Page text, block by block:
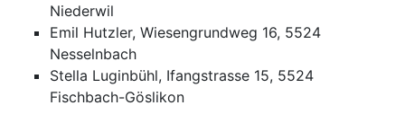
Niederwil
Emil Hutzler, Wiesengrundweg 16, 5524
Nesselnbach
Stella Luginbühl, Ifangstrasse 15, 5524
Fischbach-Göslikon